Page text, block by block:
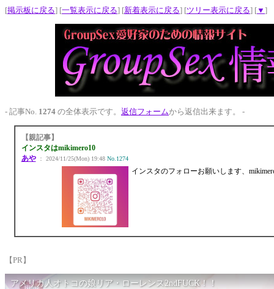
[掲示板に戻る] [一覧表示に戻る] [新着表示に戻る] [ツリー表示に戻る] [▼ ]
- 記事No. 1274 の全体表示です。 返信フォームから返信出来ます。 -
【親記事】
インスタはmikimero10
あや： 2024/11/25(Mon) 19:48 No.1274
インスタのフォローお願いします、
【PR】